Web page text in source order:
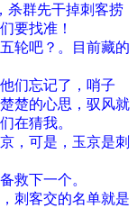
杀群先干掉刺客捞
要找准！
轮吧？。目前藏的
们忘记了，哨子
楚的心思，驭风就
在猜我。
，可是，玉京是刺
救下一个。
刺客交的名单就是